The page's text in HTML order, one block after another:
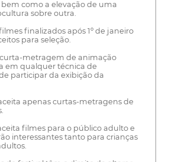
como a elevação de uma
sobre outra.
finalizados após 1º de janeiro
para seleção.
metragem de animação
em qualquer técnica de
participar da exibição da
apenas curtas-metragens de
filmes para o público adulto e
interessantes tanto para crianças